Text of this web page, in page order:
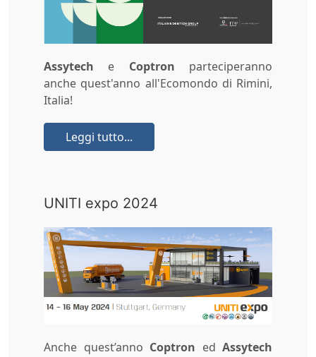
Assytech e Coptron parteciperanno
anche quest'anno all'Ecomondo di Rimini,
Italia!
Leggi tutto...
UNITI expo 2024
Anche quest’anno Coptron ed Assytech